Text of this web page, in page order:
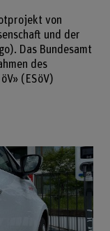
von
und der
Das Bundesamt
des
(ESöV)